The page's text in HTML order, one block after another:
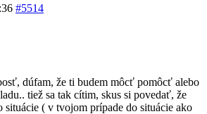
#5514
dúfam, že ti budem môcť pomôcť alebo
tiež sa tak cítim, skus si povedať, že
situácie ( v tvojom prípade do situácie ako